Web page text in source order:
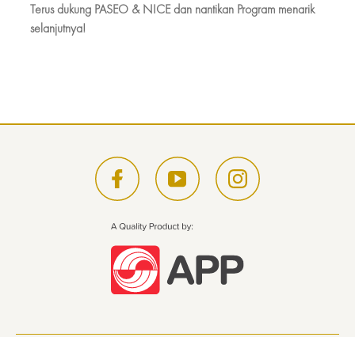
Terus dukung PASEO & NICE dan nantikan Program menarik
selanjutnya!